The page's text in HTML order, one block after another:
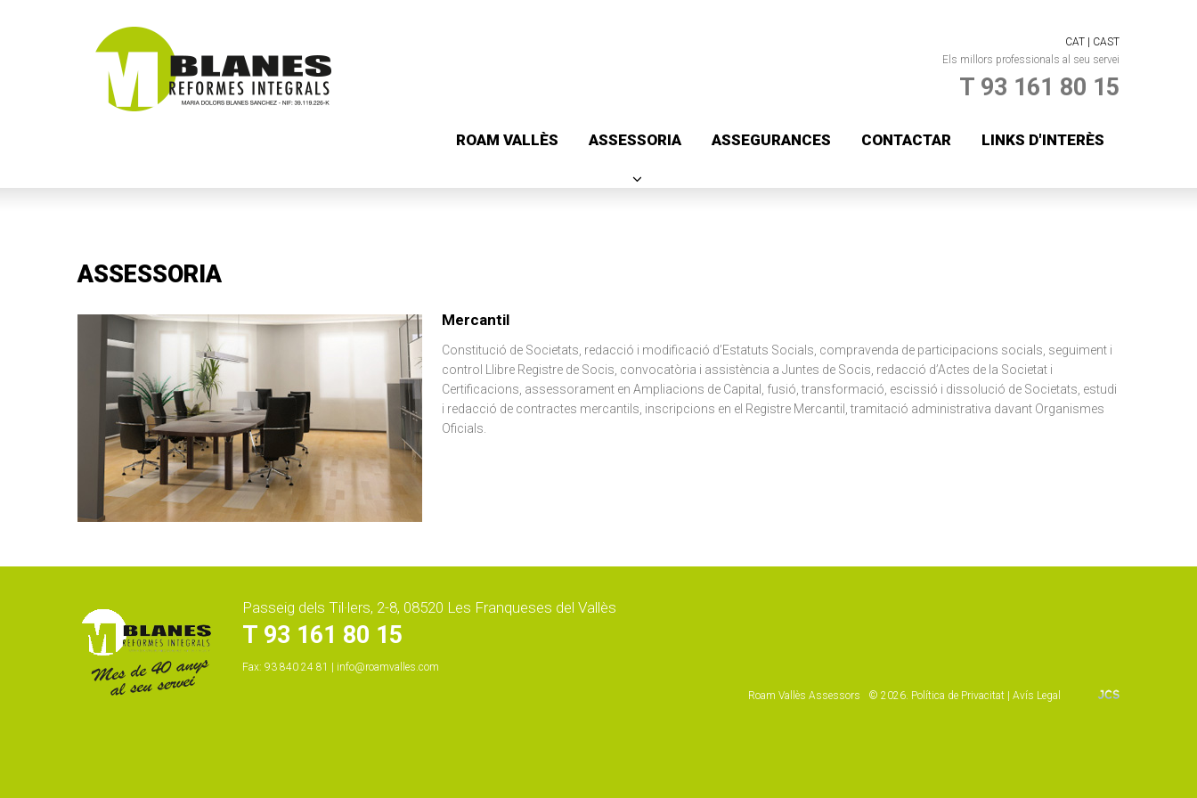
CAT |
CAST
Els millors professionals al seu servei
T 93 161 80 15
ROAM VALLÈS ASSESSORIA ASSEGURANCES CONTACTAR LINKS D'INTERÈS
ASSESSORIA
Mercantil
Constitució de Societats, redacció i modificació d’Estatuts Socials, compravenda de participacions socials, seguiment i
control Llibre Registre de Socis, convocatòria i assistència a Juntes de Socis, redacció d’Actes de la Societat i
Certificacions, assessorament en Ampliacions de Capital, fusió, transformació, escissió i dissolució de Societats, estudi
i redacció de contractes mercantils, inscripcions en el Registre Mercantil, tramitació administrativa davant Organismes
Oficials.
Passeig dels Til·lers, 2-8, 08520 Les Franqueses del Vallès
T 93 161 80 15
Fax: 93 840 24 81 | info@roamvalles.com
Roam Vallès Assessors © 2026. Política de Privacitat Avís Legal